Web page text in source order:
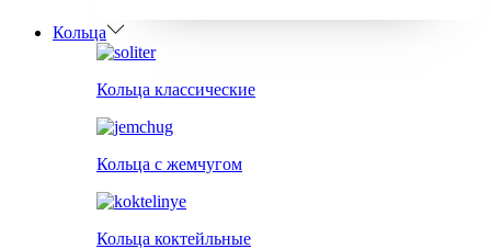
Кольца
Кольца классические
Кольца с жемчугом
Кольца коктейльные